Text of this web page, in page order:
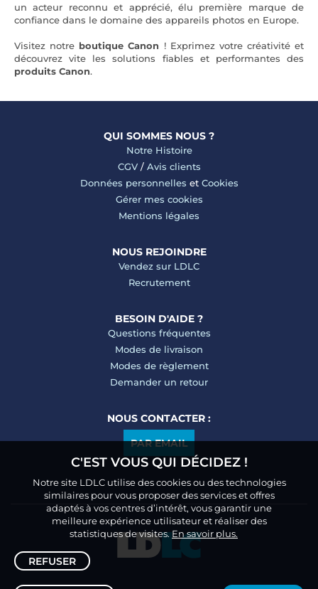
un acteur reconnu et apprécié, élu première marque de
confiance dans le domaine des appareils photos en Europe.
Visitez notre boutique Canon ! Exprimez votre créativité et
découvrez vite les solutions fiables et performantes des
produits Canon.
QUI SOMMES NOUS ?
Notre Histoire
CGV/ Avis clients
Données personnelles et Cookies
Gérer mes cookies
Mentions légales
NOUS REJOINDRE
Vendez sur LDLC
Recrutement
BESOIN D'AIDE ?
Questions fréquentes
Modes de livraison
Modes de règlement
Demander un retour
NOUS CONTACTER :
PAR EMAIL
C'EST VOUS QUI DÉCIDEZ !
Notre site LDLC utilise des cookies ou des technologies
similaires pour vous proposer des services et offres
adaptés à vos centres d’intérêt, vous garantir une
meilleure expérience utilisateur et réaliser des
statistiques de visites.En savoir plus.
REFUSER